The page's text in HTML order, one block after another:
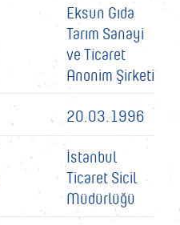
Eksun Gıda
Tarım Sanayi
ve Ticaret
Anonim Şirketi
20.03.1996
İstanbul
Ticaret Sicil
Müdürlüğü